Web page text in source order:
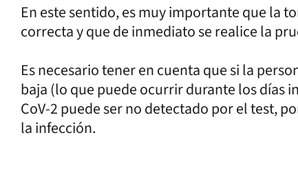
En este sentido, es muy importante que la
correcta y que de inmediato se realice la
Es necesario tener en cuenta que si la
baja (lo que puede ocurrir durante los días
CoV-2 puede ser no detectado por el test,
la infección.